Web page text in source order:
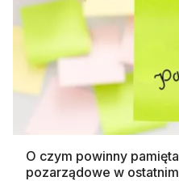
O czym powinny
pozarządowe w